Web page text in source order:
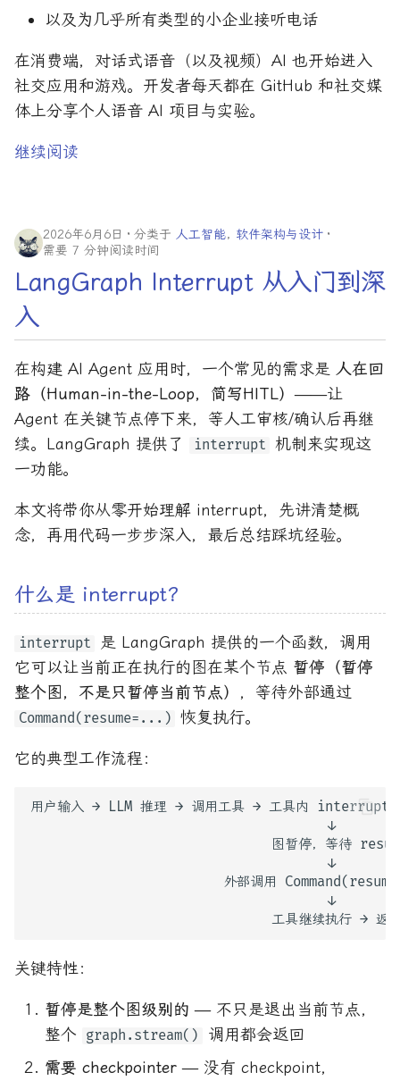
以及为几乎所有类型的小企业接听电话
在消费端，对话式语音（以及视频）AI 也开始进入
社交应用和游戏。开发者每天都在 GitHub 和社交媒
体上分享个人语音 AI 项目与实验。
继续阅读
2026年6月6日 分类于 人工智能, 软件架构与设计
需要 7 分钟阅读时间
LangGraph Interrupt 从入门到深
入
在构建 AI Agent 应用时，一个常见的需求是 人在回
路（Human-in-the-Loop，简写HITL）——让
Agent 在关键节点停下来，等人工审核/确认后再继
续。LangGraph 提供了
interrupt 机制来实现这
一功能。
本文将带你从零开始理解 interrupt，先讲清楚概
念，再用代码一步步深入，最后总结踩坑经验。
什么是 interrupt？
interrupt
是 LangGraph 提供的一个函数，调用
它可以让当前正在执行的图在某个节点 暂停（暂停
整个图，不是只暂停当前节点） ，等待外部通过
Command(resume=...) 恢复执行。
它的典型工作流程：
关键特性：
暂停是整个图级别的 — 不只是退出当前节点，
整个
graph.stream()
调用都会返回
需要 checkpointer— 没有 checkpoint，